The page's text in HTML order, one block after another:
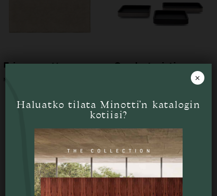
Fairway matto
MINOTTI
Overby tarjotin
Tutustu myös
Liikkeessä
Haluatko tilata Minotti’n katalogin
kotiisi?
×